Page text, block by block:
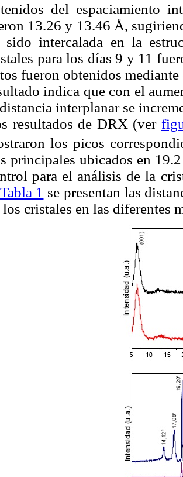
del espaciamiento
13.26 y 13.46 Å,
sido intercalada en la
para los días 9 y 11
fueron obtenidos
indica que con el
interplanar se
resultados de DRX (ver
los picos
principales ubicados en
para el análisis de la
Tabla 1 se presentan las
los cristales en las diferentes